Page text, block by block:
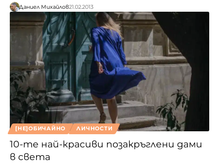
Даниел Михайлов21.02.2013
[НЕ]ОБИЧАЙНО ЛИЧНОСТИ
10-те най-красиви позакръглени дами
в света